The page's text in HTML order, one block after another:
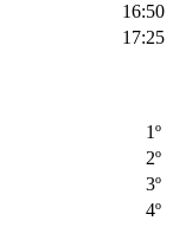
16:50
17:25
1º
2º
3º
4º